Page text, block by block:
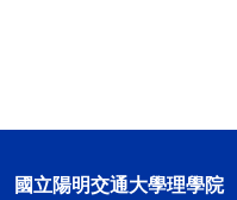
國立陽明